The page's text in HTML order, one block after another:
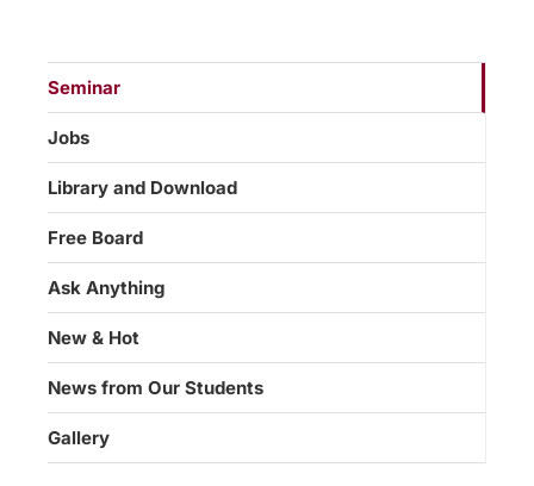
Seminar
Jobs
Library and Download
Free Board
Ask Anything
New & Hot
News from Our Students
Gallery